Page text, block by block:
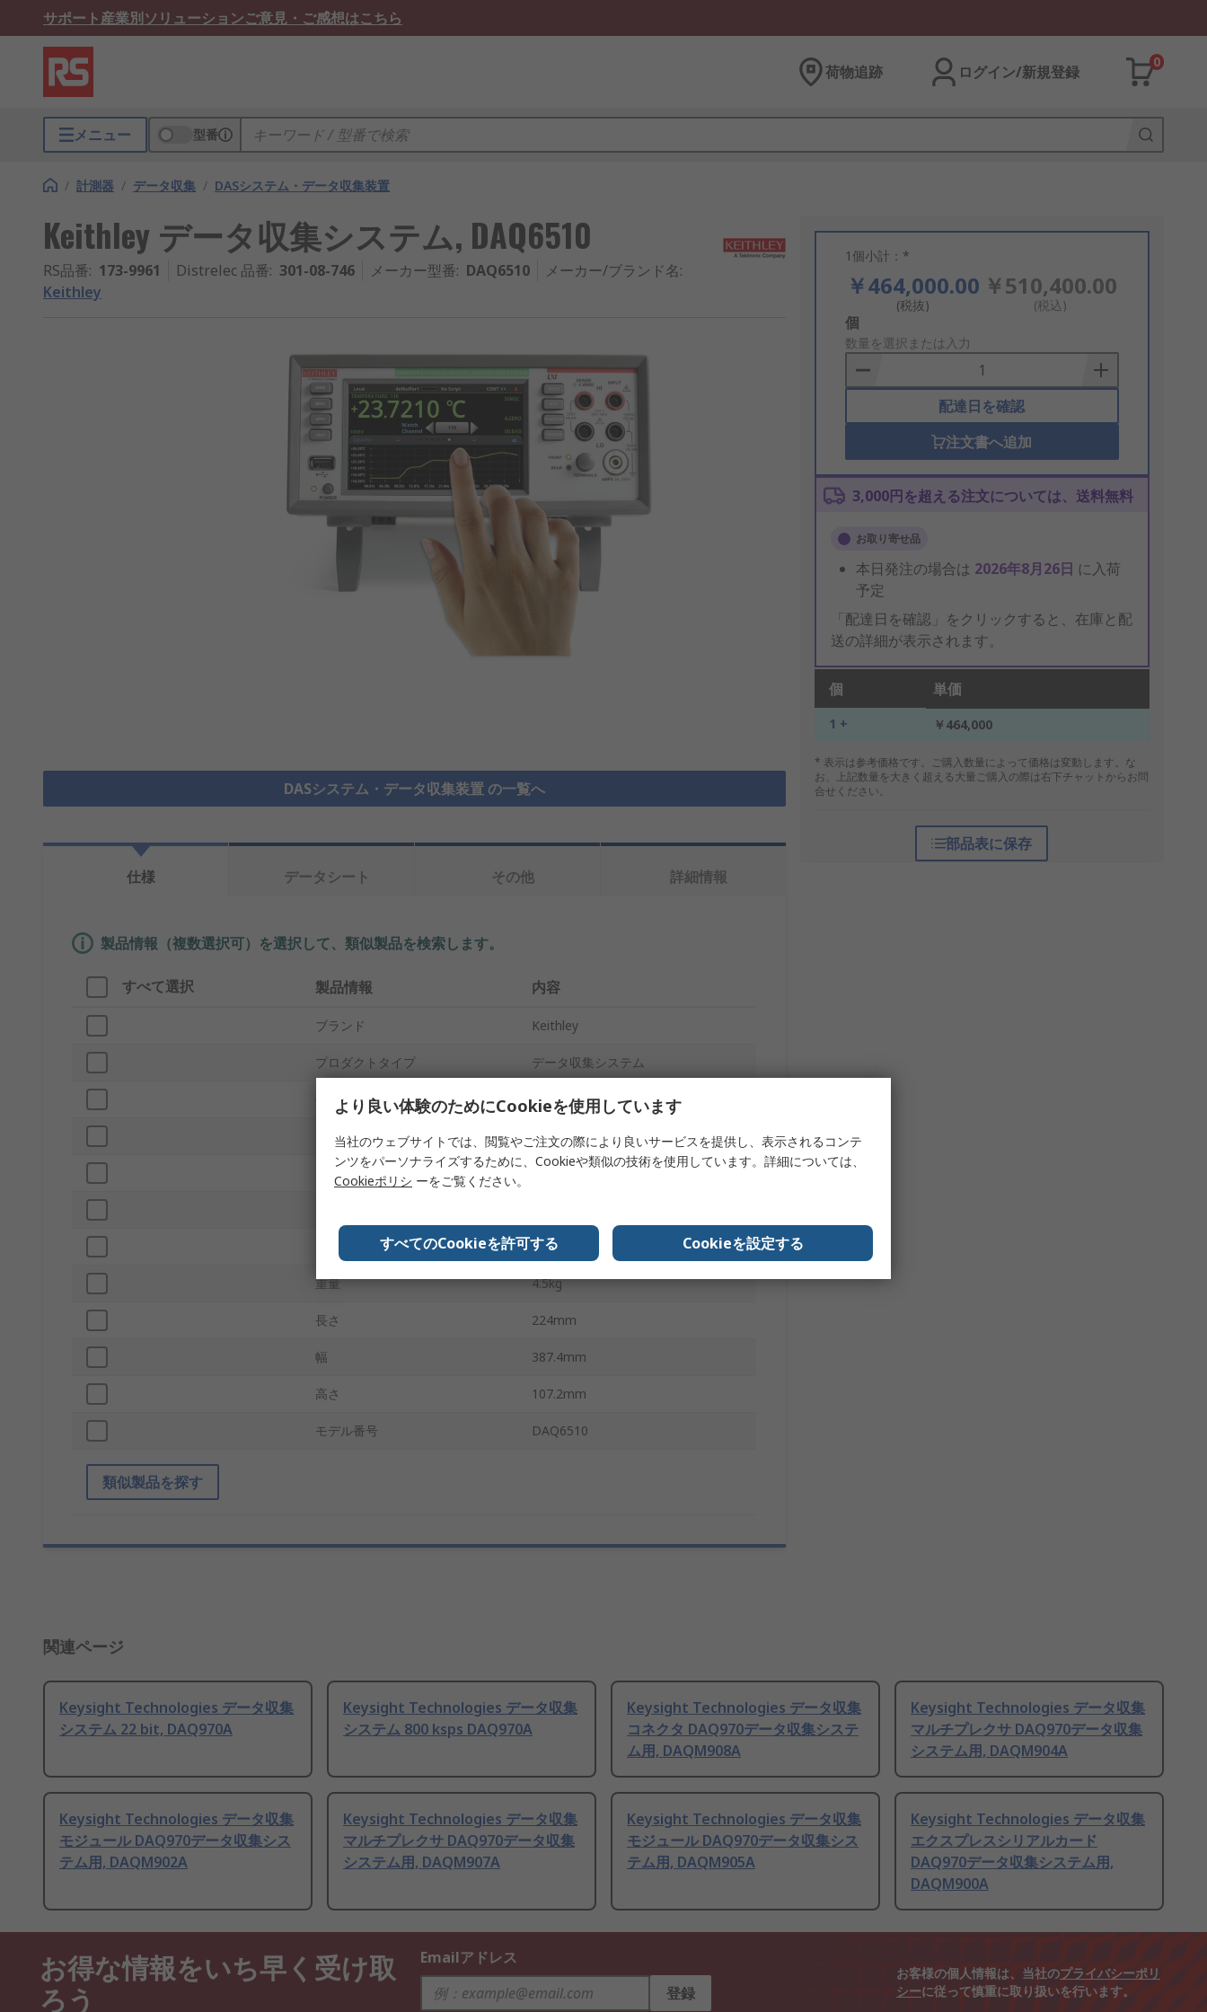
サポート産業別ソリューションご意見・ご感想はこちら
荷物追跡 ログイン/新規登録
0
メニュー 型番
/ 計測器 / データ収集 / DASシステム・データ収集装置
Keithley データ収集システム, DAQ6510
RS品番: 173-9961 Distrelec 品番: 301-08-746 メーカー型番: DAQ6510 メーカー/ブランド名:
Keithley
DASシステム・データ収集装置 の一覧へ
1個小計：*
￥464,000.00
(税抜)
￥510,400.00
(税込)
Add
to
Basket
個
数量を選択または入力
配達日を確認
注文書へ追加
3,000円を超える注文については、送料無料
お取り寄せ品
本日発注の場合は 2026年8月26日 に入荷
予定
「配達日を確認」をクリックすると、在庫と配
送の詳細が表示されます。
個 単価
1 + ￥464,000
* 表示は参考価格です。ご購入数量によって価格は変動します。な
お、上記数量を大きく超える大量ご購入の際は右下チャットからお問
合せください。
部品表に保存
仕様
データシート その他 詳細情報
製品情報（複数選択可）を選択して、類似製品を検索します。
すべて選択 製品情報 内容
ブランド Keithley
プロダクトタイプ データ収集システム
使用電池 リチウム
動作温度 Min 0°C
電池寿命
No
重量 4.5kg
長さ 224mm
幅 387.4mm
高さ 107.2mm
モデル番号 DAQ6510
類似製品を探す
関連ページ
Keysight Technologies データ収集
システム 22 bit, DAQ970A
Keysight Technologies データ収集
システム 800 ksps DAQ970A
Keysight Technologies データ収集
コネクタ DAQ970データ収集システ
ム用, DAQM908A
Keysight Technologies データ収集
マルチプレクサ DAQ970データ収集
システム用, DAQM904A
Keysight Technologies データ収集
モジュール DAQ970データ収集シス
テム用, DAQM902A
Keysight Technologies データ収集
マルチプレクサ DAQ970データ収集
システム用, DAQM907A
Keysight Technologies データ収集
モジュール DAQ970データ収集シス
テム用, DAQM905A
Keysight Technologies データ収集
エクスプレスシリアルカード
DAQ970データ収集システム用,
DAQM900A
お得な情報をいち早く受け取
ろう
Emailアドレス
登録
お客様の個人情報は、当社のプライバシーポリ
シーに従って慎重に取り扱いを行います。
より良い体験のためにCookieを使用しています
当社のウェブサイトでは、閲覧やご注文の際により良いサービスを提供し、表示されるコンテ
ンツをパーソナライズするために、Cookieや類似の技術を使用しています。詳細については、
Cookieポリシ ーをご覧ください。
すべてのCookieを許可する Cookieを設定する